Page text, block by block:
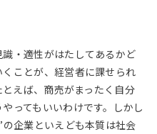
・適性がはたしてあるかど
ことが、経営者に課せられ
えば、商売がまったく自分
ってもいいわけです。しかし
企業といえども本質は社会